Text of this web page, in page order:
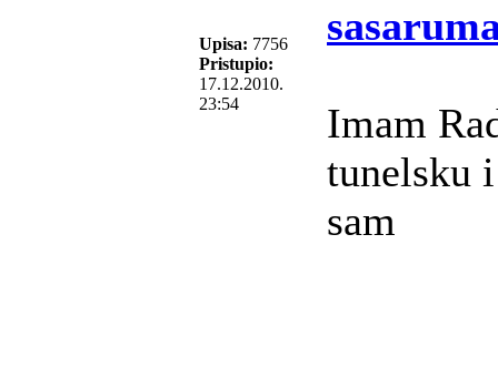
Upisa: 7756
Pristupio:
17.12.2010.
23:54
Imam
tunelsku
sam